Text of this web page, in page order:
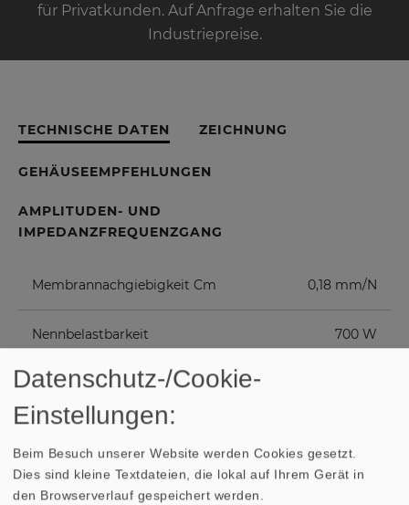
für Privatkunden. Auf Anfrage erhalten Sie die
Industriepreise.
TECHNISCHE DATEN ZEICHNUNG
GEHÄUSEEMPFEHLUNGEN
AMPLITUDEN- UND
IMPEDANZFREQUENZGANG
Membrannachgiebigkeit Cm 0,18 mm/N
Nennbelastbarkeit 700 W
Musikbelastbarkeit
Nennimpedanz Z
Übertragungsbereich (-10 dB) fu–3700 Hz
Datenschutz-/Cookie-
Einstellungen:
Beim Besuch unserer Website werden Cookies gesetzt.
Dies sind kleine Textdateien, die lokal auf Ihrem Gerät in
den Browserverlauf gespeichert werden.